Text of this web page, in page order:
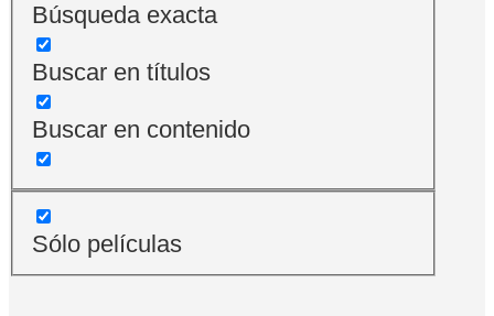
Búsqueda exacta
Buscar en títulos
Buscar en contenido
Sólo películas